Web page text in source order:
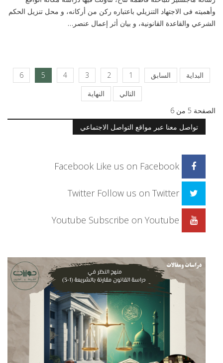
وأھمیته فی الاجتھاد التنزیلي باعتباره ركن من أركانه، و محل تنزیل الحكم
الشرعي والقاعدة القانونیة، و بیان أثر إعمال عنصر…
البداية السابق 1
2
3
4
5
6
التالي
النهاية
الصفحة 5 من 6
تواصل معنا عبر مواقع التواصل الاجتماعي
Facebook Like us on Facebook
Twitter Follow us on Twitter
Youtube Subscribe on Youtube